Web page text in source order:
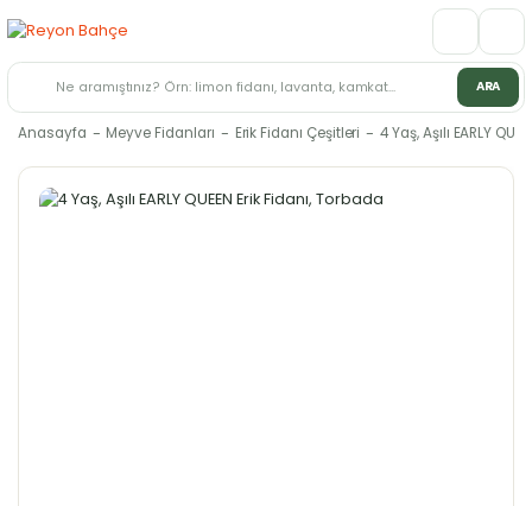
ARA
Anasayfa Meyve Fidanları Erik Fidanı Çeşitleri 4 Yaş, Aşılı EARLY